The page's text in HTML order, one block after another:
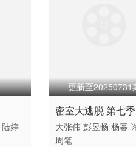
陆婷
更新至20250731
密室大逃脱 第七季
大张伟 彭昱畅 杨幂
周笔